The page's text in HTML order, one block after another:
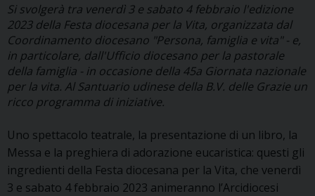
Si svolgerà tra venerdì 3 e sabato 4 febbraio l'edizione
2023 della Festa diocesana per la Vita, organizzata dal
Coordinamento diocesano "Persona, famiglia e vita" - e,
in particolare, dall'Ufficio diocesano per la pastorale
della famiglia - in occasione della 45a Giornata nazionale
per la vita. Al Santuario udinese della B.V. delle Grazie un
ricco programma di iniziative.
Uno spettacolo teatrale, la presentazione di un libro, la
Messa e la preghiera di adorazione eucaristica: questi gli
ingredienti della Festa diocesana per la Vita, che venerdì
3 e sabato 4 febbraio 2023 animeranno l’Arcidiocesi